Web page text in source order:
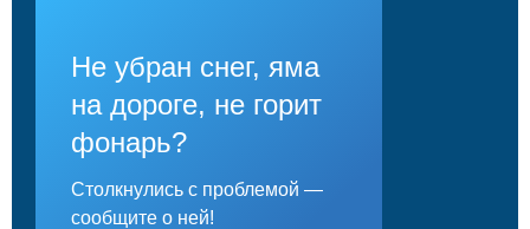
Не убран снег, яма
на дороге, не горит
фонарь?
Столкнулись с проблемой —
сообщите о ней!